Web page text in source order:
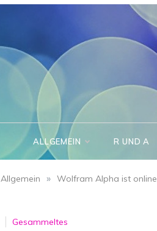
ALLGEMEIN R UND A
Allgemein » Wolfram Alpha ist online
Gesammeltes